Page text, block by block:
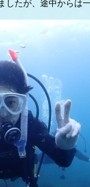
したが、途中からは